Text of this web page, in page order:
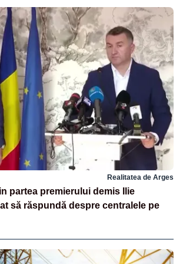
Realitatea de Arges
partea premierului demis Ilie
să răspundă despre centralele pe